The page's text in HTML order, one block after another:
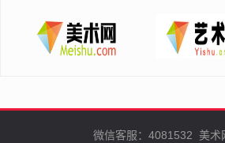
微信客服：4081532 美术